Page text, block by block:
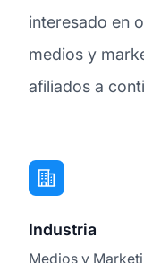
interesado en
medios y
afiliados a
Industria
Medios y